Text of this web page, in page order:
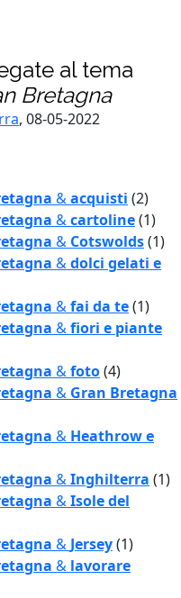
al tema
Bretagna
, 08-05-2022
&acquisti (2)
&cartoline(1)
& Cotswolds(1)
&dolci gelati e
&fai da te(1)
&fiori e piante
&foto(4)
& Gran Bretagna
& Heathrow e
&Inghilterra (1)
&Isole del
& Jersey(1)
& lavorare